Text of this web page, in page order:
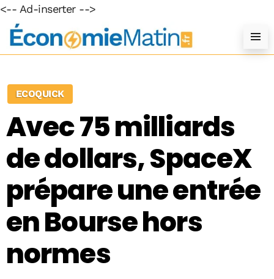
<-- Ad-inserter -->
ECOQUICK
Avec 75 milliards
de dollars, SpaceX
prépare une entrée
en Bourse hors
normes